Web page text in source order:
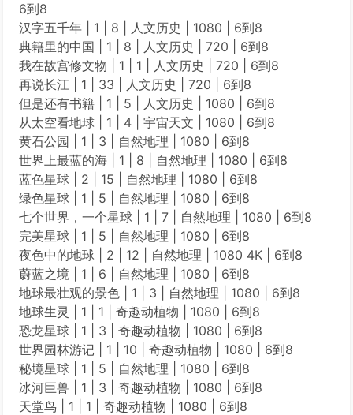
6到8
汉字五千年 | 1 | 8 | 人文历史 | 1080 | 6到8
典籍里的中国 | 1 | 8 | 人文历史 | 720 | 6到8
我在故宫修文物 | 1 | 1 | 人文历史 | 720 | 6到8
再说长江 | 1 | 33 | 人文历史 | 720 | 6到8
但是还有书籍 | 1 | 5 | 人文历史 | 1080 | 6到8
从太空看地球 | 1 | 4 | 宇宙天文 | 1080 | 6到8
黄石公园 | 1 | 3 | 自然地理 | 1080 | 6到8
世界上最蓝的海 | 1 | 8 | 自然地理 | 1080 | 6到8
蓝色星球 | 2 | 15 | 自然地理 | 1080 | 6到8
绿色星球 | 1 | 5 | 自然地理 | 1080 | 6到8
七个世界，一个星球 | 1 | 7 | 自然地理 | 1080 | 6到8
完美星球 | 1 | 5 | 自然地理 | 1080 | 6到8
夜色中的地球 | 2 | 12 | 自然地理 | 1080 4K | 6到8
蔚蓝之境 | 1 | 6 | 自然地理 | 1080 | 6到8
地球最壮观的景色 | 1 | 3 | 自然地理 | 1080 | 6到8
地球生灵 | 1 | 1 | 奇趣动植物 | 1080 | 6到8
恐龙星球 | 1 | 3 | 奇趣动植物 | 1080 | 6到8
世界园林游记 | 1 | 10 | 奇趣动植物 | 1080 | 6到8
秘境星球 | 1 | 5 | 自然地理 | 1080 | 6到8
冰河巨兽 | 1 | 3 | 奇趣动植物 | 1080 | 6到8
天堂鸟 | 1 | 1 | 奇趣动植物 | 1080 | 6到8